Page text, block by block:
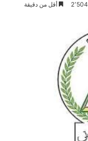
2٬504 أقل من دقيقة